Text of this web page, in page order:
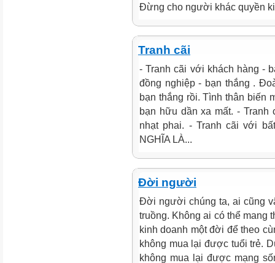
Đừng cho người khác quyền
Tranh cãi
- Tranh cãi với khách hàng -
đồng nghiệp - bạn thắng .
bạn thắng rồi. Tình thân biến
bạn hữu dần xa mất. -
nhạt phai. - Tranh cãi với
NGHĨA LÀ...
Đời người
Đời người chúng ta, ai cũng
truồng. Không ai có thể mang
kinh doanh một đời để theo
không mua lại được tuổi trẻ.
không mua lại được mạng